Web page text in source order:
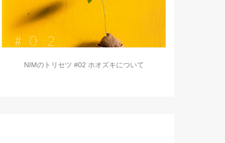
NIMのトリセツ #02 ホオズキについて